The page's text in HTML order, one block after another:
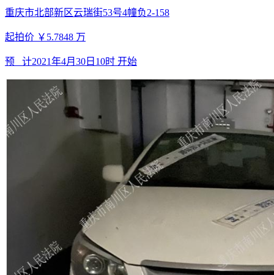
重庆市北部新区云瑞街53号4幢负2-158
起拍价 ￥5.7848 万
预 计2021年4月30日10时 开始